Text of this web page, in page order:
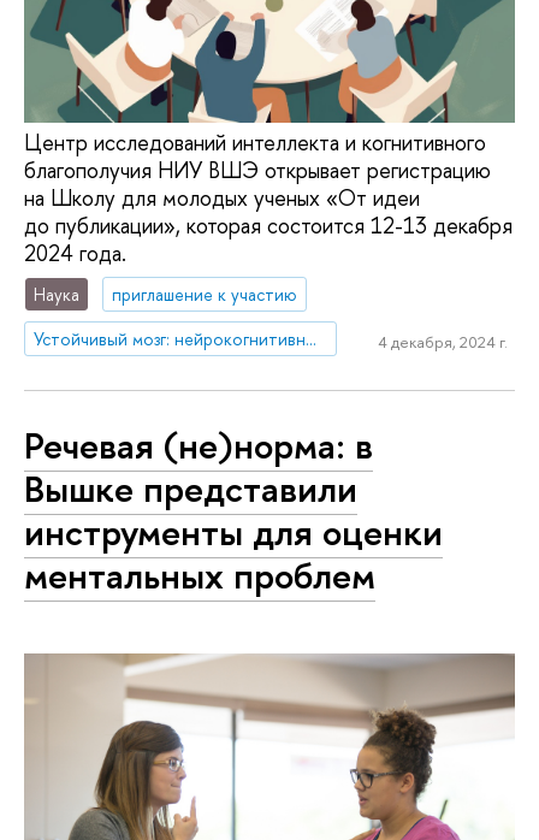
Центр исследований интеллекта и когнитивного
благополучия НИУ ВШЭ открывает регистрацию
на Школу для молодых ученых «От идеи
до публикации», которая состоится 12-13 декабря
2024 года.
Наука
приглашение к участию
Устойчивый мозг: нейрокогнитивные технологии адаптации, обучения, развития и реабилитации человека в изменяющейся среде
4 декабря, 2024 г.
Речевая (не)норма: в
Вышке представили
инструменты для оценки
ментальных проблем